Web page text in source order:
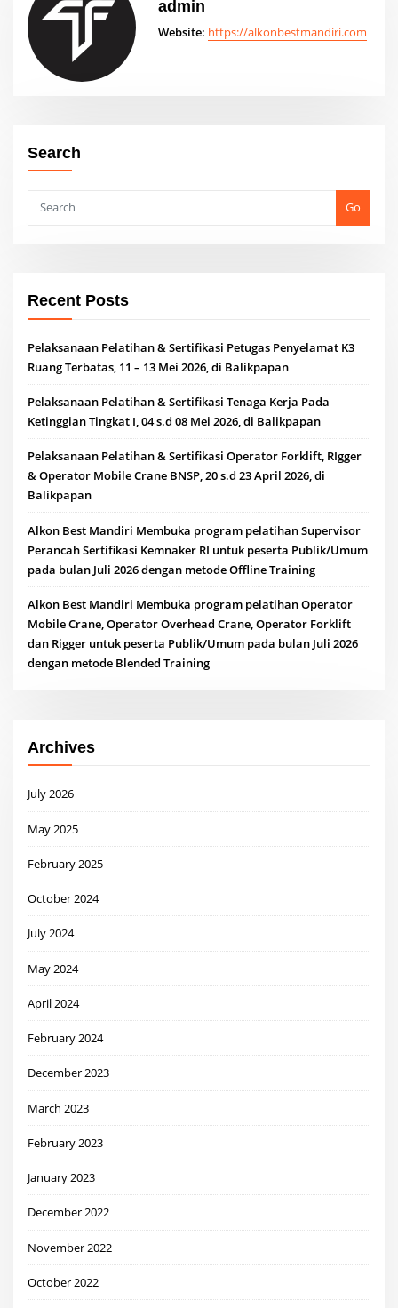
admin
Website: https://alkonbestmandiri.com
Search
Go
Recent Posts
Pelaksanaan Pelatihan & Sertifikasi Petugas Penyelamat K3
Ruang Terbatas, 11 – 13 Mei 2026, di Balikpapan
Pelaksanaan Pelatihan & Sertifikasi Tenaga Kerja Pada
Ketinggian Tingkat I, 04 s.d 08 Mei 2026, di Balikpapan
Pelaksanaan Pelatihan & Sertifikasi Operator Forklift, RIgger
& Operator Mobile Crane BNSP, 20 s.d 23 April 2026, di
Balikpapan
Alkon Best Mandiri Membuka program pelatihan Supervisor
Perancah Sertifikasi Kemnaker RI untuk peserta Publik/Umum
pada bulan Juli 2026 dengan metode Offline Training
Alkon Best Mandiri Membuka program pelatihan Operator
Mobile Crane, Operator Overhead Crane, Operator Forklift
dan Rigger untuk peserta Publik/Umum pada bulan Juli 2026
dengan metode Blended Training
Archives
July 2026
May 2025
February 2025
October 2024
July 2024
May 2024
April 2024
February 2024
December 2023
March 2023
February 2023
January 2023
December 2022
November 2022
October 2022